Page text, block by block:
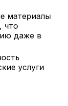
материалы
что
даже в
услуги